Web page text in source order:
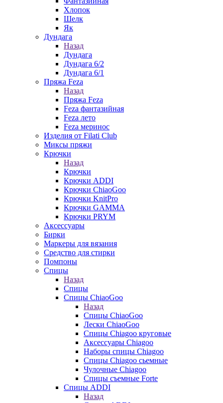
Хлопок
Шелк
Як
Дундага
Назад
Дундага
Дундага 6/2
Дундага 6/1
Пряжа Feza
Назад
Пряжа Feza
Feza фантазийная
Feza лето
Feza меринос
Изделия от Filati Club
Миксы пряжи
Крючки
Назад
Крючки
Крючки ADDI
Крючки ChiaoGoo
Крючки KnitPro
Крючки GAMMA
Крючки PRYM
Аксессуары
Бирки
Маркеры для вязания
Средство для стирки
Помпоны
Спицы
Назад
Спицы
Спицы ChiaoGoo
Назад
Спицы ChiaoGoo
Лески ChiaoGoo
Cпицы Сhiagoo круговые
Аксессуары Chiagoo
Наборы спицы Chiagoo
Спицы Chiagoo сьемные
Чулочные Chiagoo
Спицы съемные Forte
Спицы ADDI
Назад